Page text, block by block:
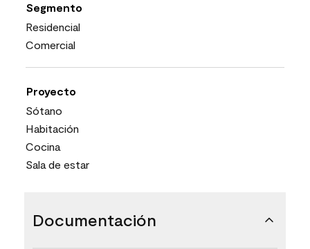
Segmento
Residencial
Comercial
Proyecto
Sótano
Habitación
Cocina
Sala de estar
Documentación